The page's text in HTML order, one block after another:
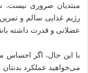
مبتدیان ضروری نیست.
رژیم غذایی سالم و
عضلانی و قدرت داشته
با این حال، اگر احساس
می‌خواهید عملکرد بدنتان